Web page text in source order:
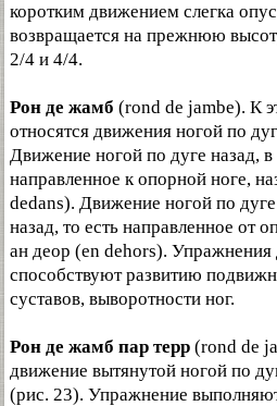
коротким движением слегка
возвращается на прежнюю
2/4 и 4/4.
Рон де жамб (rond de jambe). К
относятся движения ногой по
Движение ногой по дуге назад, в
направленное к опорной ноге,
dedans). Движение ногой по
назад, то есть направленное от
ан деор (en dehors).
способствуют развитию
суставов, выворотности ног.
Рон де жамб пар терр (rond de
движение вытянутой ногой по
(рис. 23). Упражнение